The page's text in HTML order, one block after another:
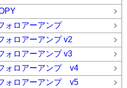
ォロアーアンプ
ロアーアンプ v2
ロアーアンプ v3
ォロアーアンプ v4
ォロアーアンプ v5